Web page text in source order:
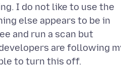
I do not like to use the
else appears to be in
and run a scan but
are following